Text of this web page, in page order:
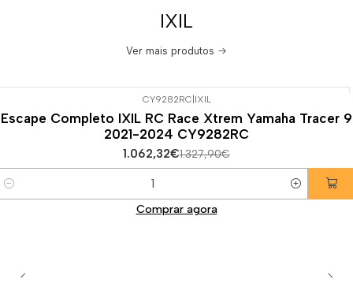
IXIL
Ver mais produtos
CY9282RC IXIL
Escape Completo IXIL RC Race Xtrem Yamaha Tracer 9
2021-2024 CY9282RC
1.062,32€1.327,90€
Comprar agora